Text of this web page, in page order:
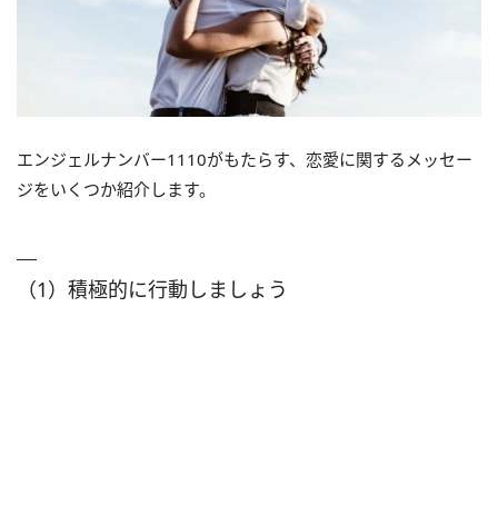
エンジェルナンバー1110がもたらす、恋愛に関するメッセー
ジをいくつか紹介します。
（1）積極的に行動しましょう